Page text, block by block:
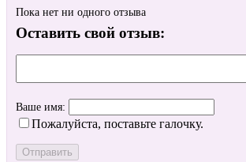
Пока нет ни одного отзыва
Оставить свой отзыв:
Ваше имя:
Пожалуйста, поставьте галочку.